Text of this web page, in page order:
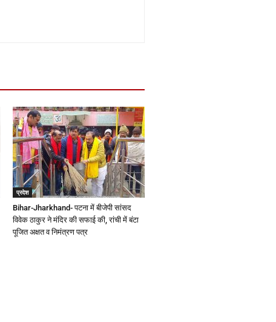
प्रदेश
Bihar-Jharkhand- पटना में बीजेपी सांसद
विवेक ठाकुर ने मंदिर की सफाई की, रांची में बंटा
पूजित अक्षत व निमंत्रण पत्र